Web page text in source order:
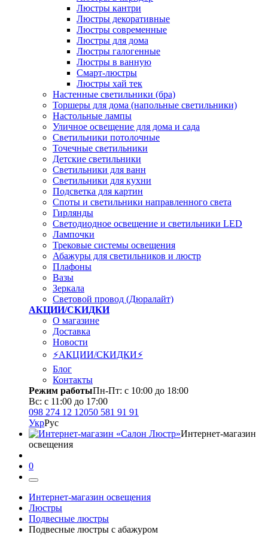
Люстры кантри
Люстры декоративные
Люстры современные
Люстры для дома
Люстры галогенные
Люстры в ванную
Смарт-люстры
Люстры хай тек
Настенные светильники (бра)
Торшеры для дома (напольные светильники)
Настольные лампы
Уличное освещение для дома и сада
Светильники потолочные
Точечные светильники
Детские светильники
Светильники для ванн
Светильники для кухни
Подсветка для картин
Споты и светильники направленного света
Гирлянды
Светодиодное освещение и светильники LED
Лампочки
Трековые системы освещения
Абажуры для светильников и люстр
Плафоны
Вазы
Зеркала
Световой провод (Дюралайт)
АКЦИИ/СКИДКИ
О магазине
Доставка
Новости
⚡АКЦИИ/СКИДКИ⚡
Блог
Контакты
Режим работыПн-Пт: с 10:00 до 18:00
Вс: с 11:00 до 17:00
098 274 12 12050 581 91 91
УкрРус
Интернет-магазин
освещения
0
Интернет-магазин освещения
Люстры
Подвесные люстры
Подвесные люстры с абажуром